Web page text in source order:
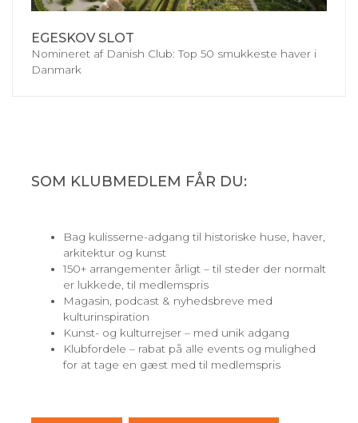
EGESKOV SLOT
Nomineret af Danish Club: Top 50 smukkeste haver i
Danmark
SOM KLUBMEDLEM FÅR DU:
Bag kulisserne-adgang til historiske huse, haver,
arkitektur og kunst
150+ arrangementer årligt – til steder der normalt
er lukkede, til medlemspris
Magasin, podcast & nyhedsbreve med
kulturinspiration
Kunst- og kulturrejser – med unik adgang
Klubfordele – rabat på alle events og mulighed
for at tage en gæst med til medlemspris